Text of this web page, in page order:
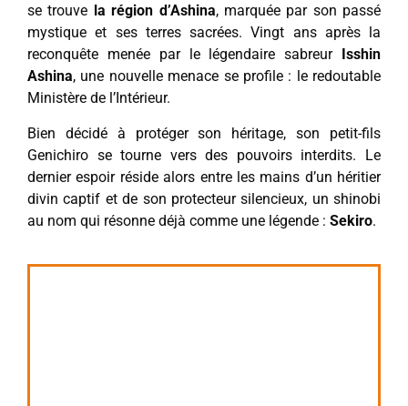
se trouve la région d’Ashina, marquée par son passé
mystique et ses terres sacrées. Vingt ans après la
reconquête menée par le légendaire sabreurIsshin
Ashina, une nouvelle menace se profile : le redoutable
Ministère de l’Intérieur.
Bien décidé à protéger son héritage, son petit-fils
Genichiro se tourne vers des pouvoirs interdits. Le
dernier espoir réside alors entre les mains d’un héritier
divin captif et de son protecteur silencieux, un shinobi
au nom qui résonne déjà comme une légende : Sekiro.